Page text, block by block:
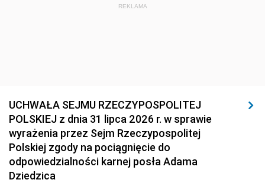
REKLAMA
UCHWAŁA SEJMU RZECZYPOSPOLITEJ
POLSKIEJ z dnia 31 lipca 2026 r. w sprawie
wyrażenia przez Sejm Rzeczypospolitej
Polskiej zgody na pociągnięcie do
odpowiedzialności karnej posła Adama
Dziedzica